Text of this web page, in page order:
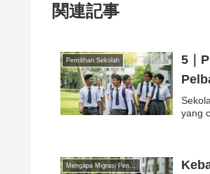
関連記事
Pemilihan Sekolah
5｜
yang
Mengapa Migrasi Pendidikan